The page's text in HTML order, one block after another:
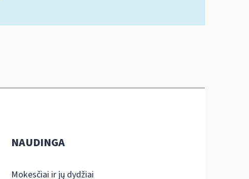
NAUDINGA
Mokesčiai ir jų dydžiai